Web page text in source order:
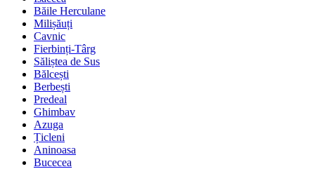
Băile Herculane
Milișăuți
Cavnic
Fierbinți-Târg
Săliștea de Sus
Bălcești
Berbești
Predeal
Ghimbav
Azuga
Țicleni
Aninoasa
Bucecea